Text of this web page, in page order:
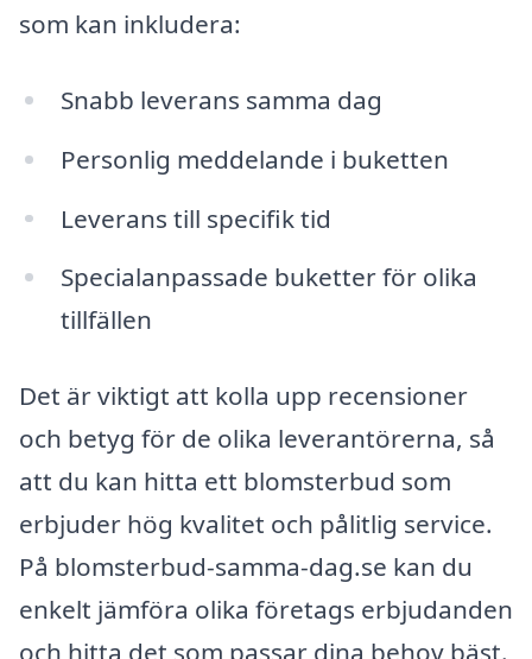
som kan inkludera:
Snabb leverans samma dag
Personlig meddelande i buketten
Leverans till specifik tid
Specialanpassade buketter för olika
tillfällen
Det är viktigt att kolla upp recensioner
och betyg för de olika leverantörerna, så
att du kan hitta ett blomsterbud som
erbjuder hög kvalitet och pålitlig service.
På blomsterbud-samma-dag.se kan du
enkelt jämföra olika företags erbjudanden
och hitta det som passar dina behov bäst.